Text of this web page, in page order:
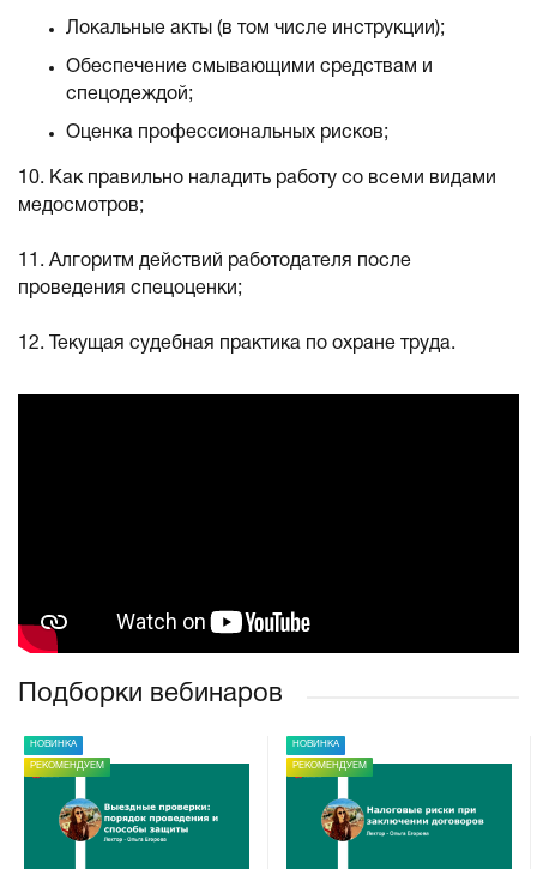
Локальные акты (в том числе инструкции);
Обеспечение смывающими средствам и
спецодеждой;
Оценка профессиональных рисков;
10. Как правильно наладить работу со всеми видами
медосмотров;
11. Алгоритм действий работодателя после
проведения спецоценки;
12. Текущая судебная практика по охране труда.
Подборки вебинаров
НОВИНКА
РЕКОМЕНДУЕМ
НОВИНКА
РЕКОМЕНДУЕМ